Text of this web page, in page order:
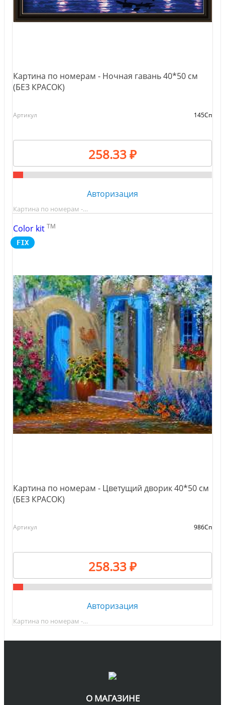
Картина по номерам - Ночная гавань 40*50 см
(БЕЗ КРАСОК)
Артикул 145Cп
258.33 ₽
Авторизация
Картина по номерам -…
Color kit TM
FIX
Картина по номерам - Цветущий дворик 40*50 см
(БЕЗ КРАСОК)
Артикул 986Сп
258.33 ₽
Авторизация
Картина по номерам -…
О МАГАЗИНЕ